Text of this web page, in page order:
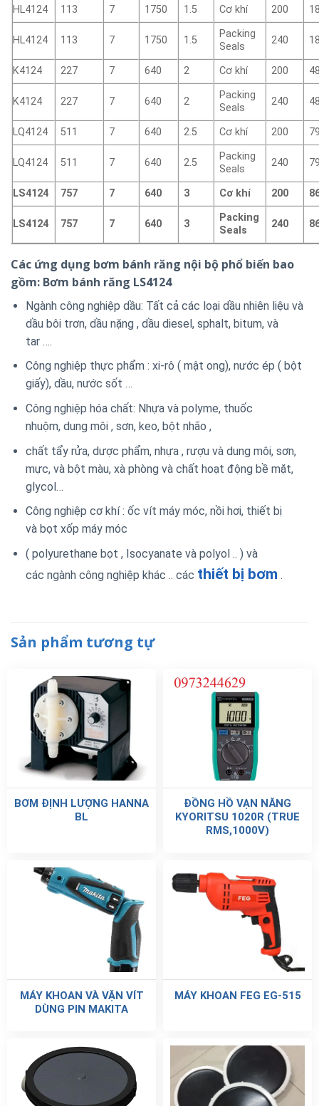
HL4124 113 7 1750 1.5 Cơ khí 200
HL4124 113 7 1750 1.5
Packing
Seals
240
K4124 227 7 640 2 Cơ khí 200
K4124 227 7 640 2
Packing
Seals
240
LQ4124 511 7 640 2.5 Cơ khí 200
LQ4124 511 7 640 2.5
Packing
Seals
240
LS4124 757 7 640 3 Cơ khí 200
LS4124 757 7 640 3
Packing
Seals
240
Các ứng dụng bơm bánh răng nội bộ phổ biến bao
gồm: Bơm bánh răng LS4124
Ngành công nghiệp dầu: Tất cả các loại dầu nhiên liệu và
dầu bôi trơn, dầu nặng , dầu diesel, sphalt, bitum, và
tar ….
Công nghiệp thực phẩm : xi-rô ( mật ong), nước ép ( bột
giấy), dầu, nước sốt …
Công nghiệp hóa chất: Nhựa và polyme, thuốc
nhuộm, dung môi , sơn, keo, bột nhão ,
chất tẩy rửa, dược phẩm, nhựa , rượu và dung môi, sơn,
mực, và bột màu, xà phòng và chất hoạt động bề mặt,
glycol…
Công nghiệp cơ khí: ốc vít máy móc, nồi hơi, thiết bị
và bọt xốp máy móc
(polyurethane bọt , Isocyanate và polyol .. ) và
các ngành công nghiệp khác .. các thiết bị bơm .
Sản phẩm tương tự
BƠM ĐỊNH LƯỢNG HANNA
BL
ĐỒNG HỒ VẠN NĂNG
KYORITSU 1020R (TRUE
RMS,1000V)
MÁY KHOAN VÀ VẶN VÍT
DÙNG PIN MAKITA
MÁY KHOAN FEG EG-515